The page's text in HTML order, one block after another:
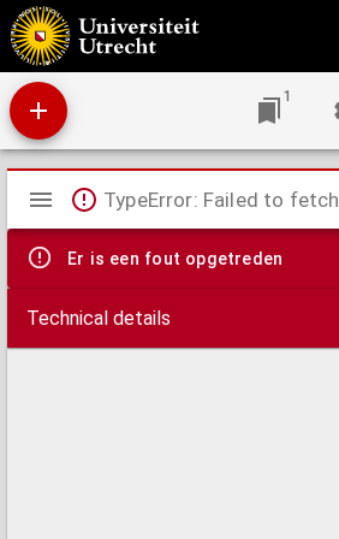
Hangling Darmo.
1
Mirador
viewer
TypeError: Failed to fetch
Er is een fout opgetreden
Technical details